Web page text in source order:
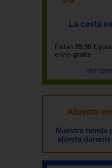
La cesta
Faltan 59,90 €
envío gratis
Ver
Abierto
Nuestra tienda
abierta